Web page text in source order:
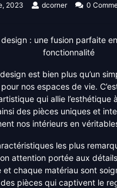
2023 dcorner 0
: une fusion parfaite
fonctionnalité
est bien plus qu’un
nos espaces de vie.
qui allie l’esthétique
des pièces uniques et
nos intérieurs en
les plus
attention portée aux
et chaque matériau sont
pièces qui captivent le